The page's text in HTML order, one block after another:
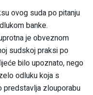
ovog suda po pitanju
banke.
je obveznom
sudskoj praksi po
bilo upoznato, nego
odluku koja s
predstavlja zlouporabu